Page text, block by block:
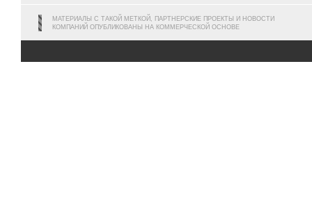
МАТЕРИАЛЫ С ТАКОЙ МЕТКОЙ, ПАРТНЕРСКИЕ ПРОЕКТЫ И НОВОСТИ
КОМПАНИЙ ОПУБЛИКОВАНЫ НА КОММЕРЧЕСКОЙ ОСНОВЕ